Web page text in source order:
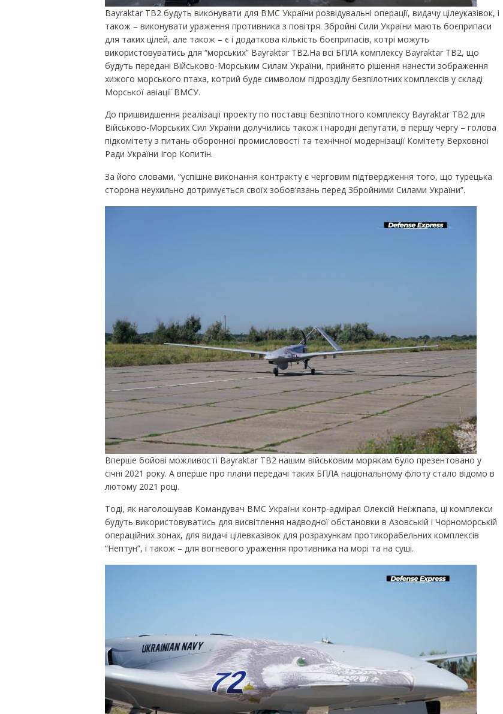
Bayraktar ТВ2 будуть виконувати для ВМС України розвідувальні операції, видачу цілеуказівок, і
також – виконувати ураження противника з повітря. Збройні Сили України мають боєприпаси
для таких цілей, але також – є і додаткова кількість боєприпасів, котрі можуть
використовуватись для “морських” Bayraktar ТВ2.На всі БПЛА комплексу Bayraktar ТВ2, що
будуть передані Військово-Морським Силам України, прийнято рішення нанести зображення
хижого морського птаха, котрий буде символом підрозділу безпілотних комплексів у складі
Морської авіації ВМСУ.
До пришвидшення реалізації проекту по поставці безпілотного комплексу Bayraktar ТВ2 для
Військово-Морських Сил України долучились також і народні депутати, в першу чергу – голова
підкомітету з питань оборонної промисловості та технічної модернізації Комітету Верховної
Ради України Ігор Копитін.
За його словами, “успішне виконання контракту є черговим підтвердження того, що турецька
сторона неухильно дотримується своїх зобов‘язань перед Збройними Силами України”.
Вперше бойові можливості Bayraktar TB2 нашим військовим морякам було презентовано у
січні 2021 року. А вперше про плани передачі таких БПЛА національному флоту стало відомо в
лютому 2021 році.
Тоді, як наголошував Командувач ВМС України контр-адмірал Олексій Неїжпапа, ці комплекси
будуть використовуватись для висвітлення надводної обстановки в Азовській і Чорноморській
операційних зонах, для видачі цілевказівок для розрахункам протикорабельних комплексів
“Нептун”, і також – для вогневого ураження противника на морі та на суші.